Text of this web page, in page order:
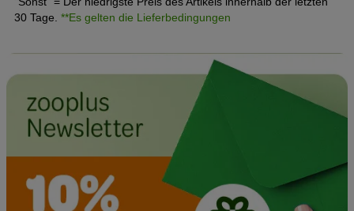
30 Tage. **Es gelten die Lieferbedingungen